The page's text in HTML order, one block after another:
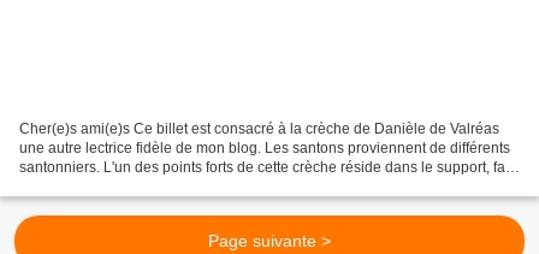
Cher(e)s ami(e)s Ce billet est consacré à la crèche de Danièle de Valréas
une autre lectrice fidèle de mon blog. Les santons proviennent de différents
santonniers. L'un des points forts de cette crèche réside dans le support, fait
Page suivante >